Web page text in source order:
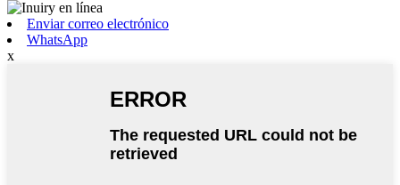
Enviar correo electrónico
WhatsApp
x